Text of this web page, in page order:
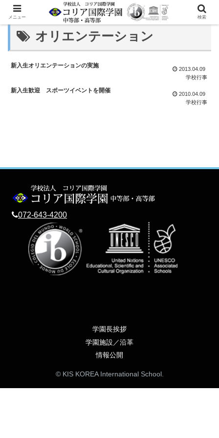
オリエンテーション
新入生オリエンテーションの実施
2013.04.09
学校行事
新入生歓迎 スポーツイベントを開催
2010.04.09
学校行事
072-643-4200
学園長挨拶
学園施設／沿革
情報公開
© KIS KOREA International School.
メニュー 検索